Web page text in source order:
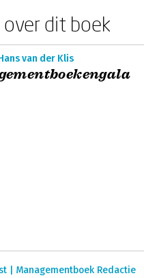
over dit boek
van der Klis
| Managementboek Redactie